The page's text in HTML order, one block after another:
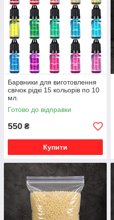
Барвники для виготовлення
свічок рідкі 15 кольорів по 10
мл.
Готово до відправки
550 ₴
Купити